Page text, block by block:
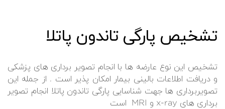
تشخیص پارگی تاندون پاتلا
تشخیص این نوع عارضه ها با انجام تصویر برداری های پزشکی
و دریافت اطلاعات بالینی بیمار امکان پذیر است . از جمله این
تصویربرداری ها جهت شناسایی پارگی تاندون پاتلا انجام تصویر
برداری های x-ray و MRI است